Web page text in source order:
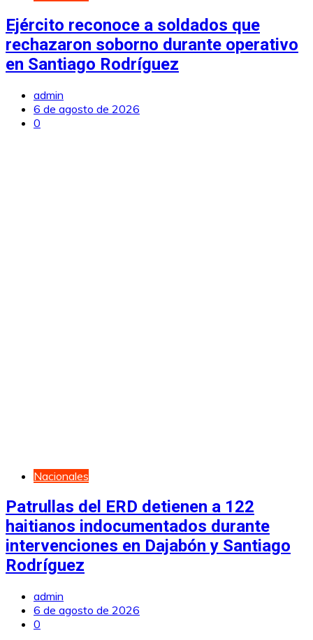
Ejército reconoce a soldados que
rechazaron soborno durante operativo
en Santiago Rodríguez
admin
6 de agosto de 2026
0
Nacionales
Patrullas del ERD detienen a 122
haitianos indocumentados durante
intervenciones en Dajabón y Santiago
Rodríguez
admin
6 de agosto de 2026
0